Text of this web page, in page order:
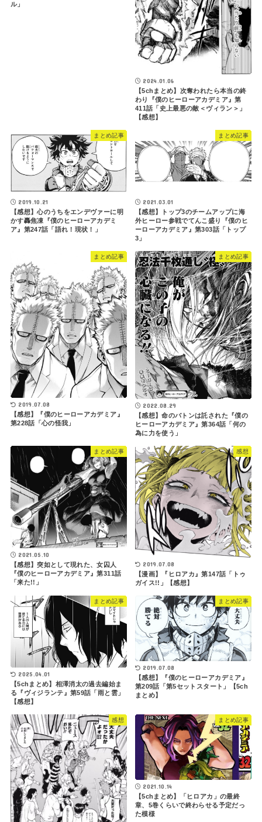
ル」
2024.01.06
【5chまとめ】次奪われたら本当の終
わり『僕のヒーローアカデミア』第
411話「史上最悪の敵＜ヴィラン＞」
【感想】
まとめ記事
2019.10.21
【感想】心のうちをエンデヴァーに明
かす轟焦凍『僕のヒーローアカデミ
ア』第247話「語れ！現状！」
まとめ記事
2021.03.01
【感想】トップ3のチームアップに海
外ヒーロー参戦でてんこ盛り『僕のヒ
ーローアカデミア』第303話「トップ
3」
まとめ記事
2019.07.08
【感想】『僕のヒーローアカデミア』
第228話「心の怪我」
まとめ記事
2022.08.29
【感想】命のバトンは託された『僕の
ヒーローアカデミア』第364話「何の
為に力を使う」
まとめ記事
2021.05.10
【感想】突如として現れた、女囚人
『僕のヒーローアカデミア』第311話
「来た!!」
感想
2019.07.08
【漫画】『ヒロアカ』第147話「トゥ
ガイス!!」【感想】
まとめ記事
2025.04.01
【5chまとめ】相澤消太の過去編始ま
る『ヴィジランテ』第59話「雨と雲」
【感想】
まとめ記事
2019.07.08
【感想】『僕のヒーローアカデミア』
第209話「第5セットスタート」【5ch
まとめ】
感想 まとめ記事
2021.10.14
【5chまとめ】「ヒロアカ」の最終
章、5巻くらいで終わらせる予定だっ
た模様